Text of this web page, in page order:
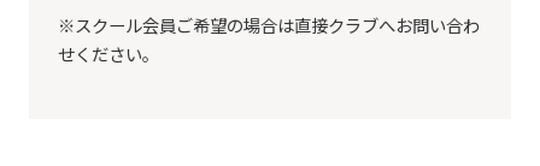
※スクール会員ご希望の場合は直接クラブへお問い合わ
せください。
not